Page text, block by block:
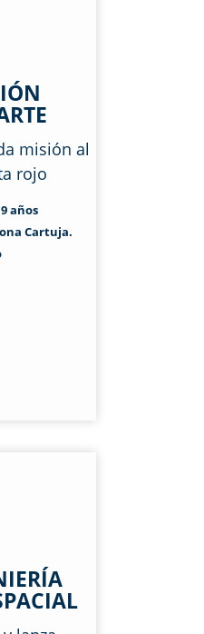
misión al
rojo
años
Cartuja.